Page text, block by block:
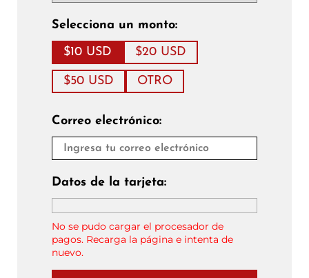
Selecciona un monto:
$10 USD $20 USD
$50 USD OTRO
Correo electrónico:
Datos de la tarjeta:
No se pudo cargar el procesador de
pagos. Recarga la página e intenta de
nuevo.